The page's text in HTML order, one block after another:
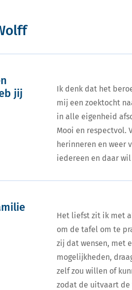
jij
Ik denk dat het
mij een zoektocht
in alle eigenheid
Mooi en respectvol.
herinneren en weer
iedereen en daar
Het liefst zit ik met
om de tafel om te
zij dat wensen, met
mogelijkheden,
zelf zou willen of
zodat de uitvaart